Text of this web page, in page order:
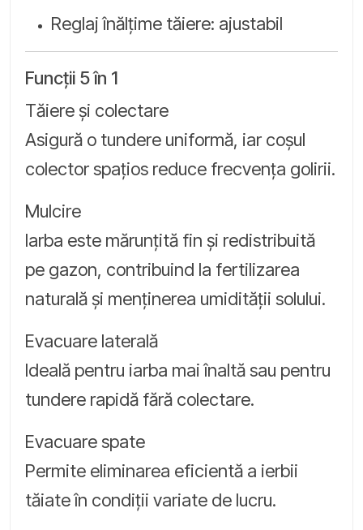
Reglaj înălțime tăiere: ajustabil
Funcții 5 în 1
Tăiere și colectare
Asigură o tundere uniformă, iar coșul
colector spațios reduce frecvența golirii.
Mulcire
Iarba este mărunțită fin și redistribuită
pe gazon, contribuind la fertilizarea
naturală și menținerea umidității solului.
Evacuare laterală
Ideală pentru iarba mai înaltă sau pentru
tundere rapidă fără colectare.
Evacuare spate
Permite eliminarea eficientă a ierbii
tăiate în condiții variate de lucru.